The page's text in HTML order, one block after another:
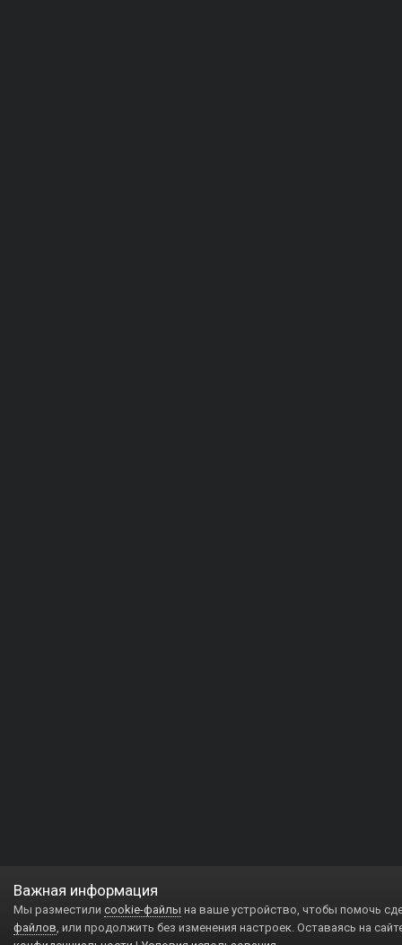
Важная информация
Мы разместили cookie-файлы на ваше устройство, чтобы помочь
файлов, или продолжить без изменения настроек. Оставаясь на